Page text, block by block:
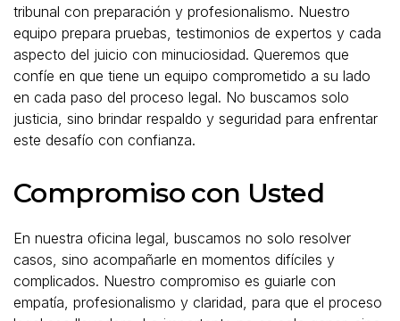
tribunal con preparación y profesionalismo. Nuestro
equipo prepara pruebas, testimonios de expertos y cada
aspecto del juicio con minuciosidad. Queremos que
confíe en que tiene un equipo comprometido a su lado
en cada paso del proceso legal. No buscamos solo
justicia, sino brindar respaldo y seguridad para enfrentar
este desafío con confianza.
Compromiso con Usted
En nuestra oficina legal, buscamos no solo resolver
casos, sino acompañarle en momentos difíciles y
complicados. Nuestro compromiso es guiarle con
empatía, profesionalismo y claridad, para que el proceso